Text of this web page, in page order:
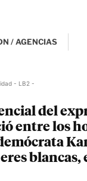
/ AGENCIAS
- LB2 -
del
entre los
blancas,